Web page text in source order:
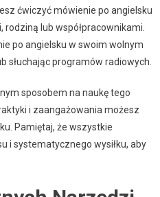
ćwiczyć mówienie po angielsku
lub współpracownikami.
po angielsku w swoim wolnym
słuchając programów radiowych.
sposobem na naukę tego
i zaangażowania możesz
Pamiętaj, że wszystkie
i systematycznego wysiłku, aby